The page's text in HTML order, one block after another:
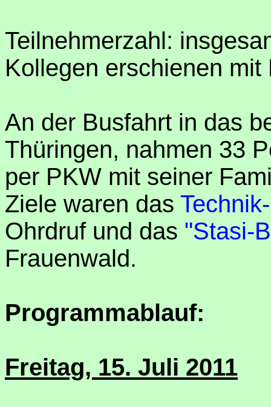
Teilnehmerzahl:
Kollegen erschienen mit
An der Busfahrt in das
Thüringen, nahmen 33
per PKW mit seiner
Ziele waren das
Ohrdruf und das "Stasi-
Frauenwald.
Programmablauf:
Freitag, 15. Juli 2011